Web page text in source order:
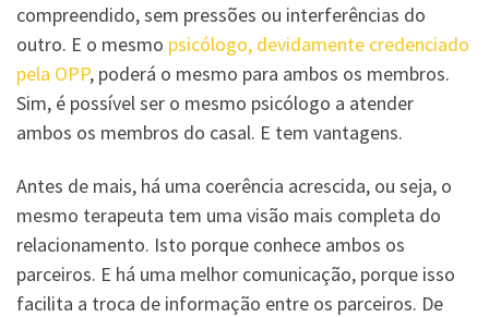
compreendido, sem pressões ou interferências do
outro. E o mesmo psicólogo, devidamente credenciado
pela OPP, poderá o mesmo para ambos os membros.
Sim, é possível ser o mesmo psicólogo a atender
ambos os membros do casal. E tem vantagens.
Antes de mais, há uma coerência acrescida, ou seja, o
mesmo terapeuta tem uma visão mais completa do
relacionamento. Isto porque conhece ambos os
parceiros. E há uma melhor comunicação, porque isso
facilita a troca de informação entre os parceiros. De